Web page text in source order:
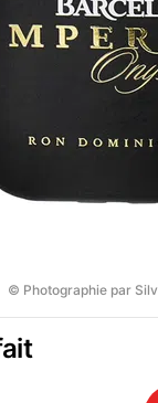
© Photographie par